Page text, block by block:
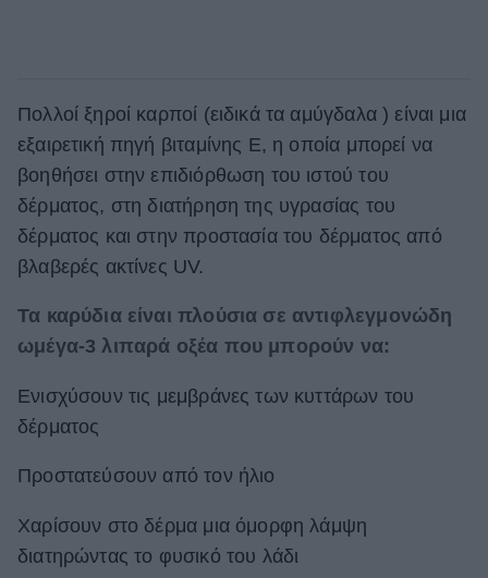
Πολλοί ξηροί καρποί (ειδικά τα αμύγδαλα ) είναι μια
εξαιρετική πηγή βιταμίνης Ε, η οποία μπορεί να
βοηθήσει στην επιδιόρθωση του ιστού του
δέρματος, στη διατήρηση της υγρασίας του
δέρματος και στην προστασία του δέρματος από
βλαβερές ακτίνες UV.
Τα καρύδια είναι πλούσια σε αντιφλεγμονώδη
ωμέγα-3 λιπαρά οξέα που μπορούν να:
Ενισχύσουν τις μεμβράνες των κυττάρων του
δέρματος
Προστατεύσουν από τον ήλιο
Χαρίσουν στο δέρμα μια όμορφη λάμψη
διατηρώντας το φυσικό του λάδι